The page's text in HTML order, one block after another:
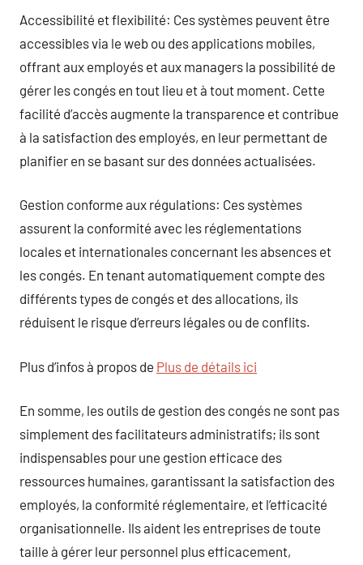
Accessibilité et flexibilité: Ces systèmes peuvent être
accessibles via le web ou des applications mobiles,
offrant aux employés et aux managers la possibilité de
gérer les congés en tout lieu et à tout moment. Cette
facilité d’accès augmente la transparence et contribue
à la satisfaction des employés, en leur permettant de
planifier en se basant sur des données actualisées.
Gestion conforme aux régulations: Ces systèmes
assurent la conformité avec les réglementations
locales et internationales concernant les absences et
les congés. En tenant automatiquement compte des
différents types de congés et des allocations, ils
réduisent le risque d’erreurs légales ou de conflits.
Plus d’infos à propos de Plus de détails ici
En somme, les outils de gestion des congés ne sont pas
simplement des facilitateurs administratifs; ils sont
indispensables pour une gestion efficace des
ressources humaines, garantissant la satisfaction des
employés, la conformité réglementaire, et l’efficacité
organisationnelle. Ils aident les entreprises de toute
taille à gérer leur personnel plus efficacement,